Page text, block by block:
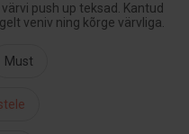
push up teksad. Kantud
veniv ning kõrge värvliga.
Must